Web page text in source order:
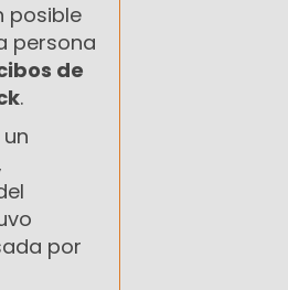
posible
persona
de
.
por